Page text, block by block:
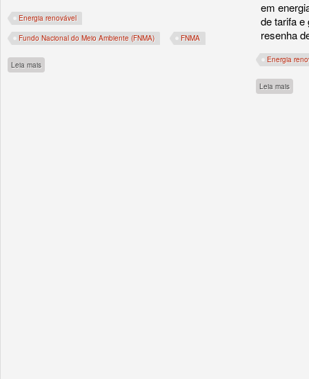
Energia renovável
Fundo Nacional do Meio Ambiente (FNMA) FNMA
Leia mais sobre Na Câmara, bolsonarista quer transferir dinheiro da área ambiental para
em
de tarifa e
resenha
Energia
Leia mais